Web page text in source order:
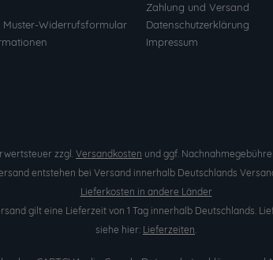
Widerrufsformular
Zahlung und Versand
Datenschutzerklärung
Impressum
zzgl. Versandkosten und ggf.
entstehen bei Versand innerhalb Deutschlands
Lieferkosten in andere Länder
gilt eine Lieferzeit von 1 Tag innerhalb Deutschlands.
siehe hier: Lieferzeiten.